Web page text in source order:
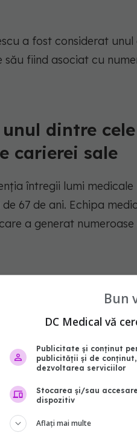
a fost considerat
său fiind asociat cu
dintre
carierei sale
întregii lumi
67 de ani. Echipa
a generat
Eliza, copilul născut în
și
a avut și o
în perioada 28
Bun
DC Medical vă
Publicitate și conținut
publicității și de
dezvoltarea serviciilor
Stocarea și/sau
dispozitiv
Aflați mai multe